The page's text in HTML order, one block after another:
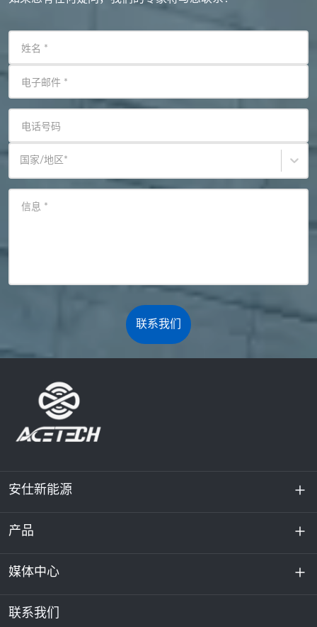
姓名 *
电子邮件 *
电话号码
国家/地区 *
信息 *
联系我们
安仕新能源
关于我们
可持续发展
产品
储能
数据中心和服务器机房
媒体中心
新闻与活动
联系我们